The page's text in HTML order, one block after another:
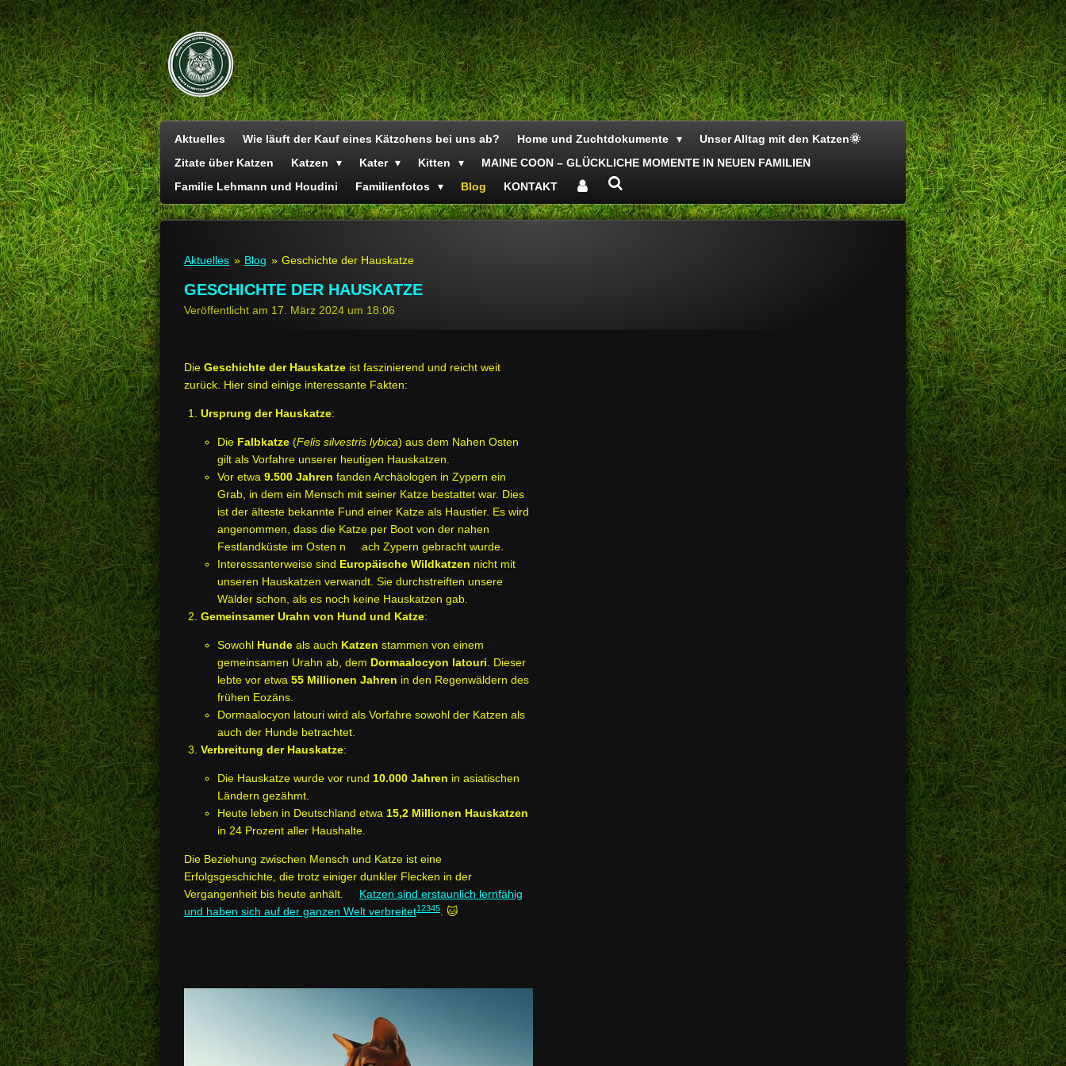
Zum
Hauptinhalt
springen
Aktuelles Wie läuft der Kauf eines Kätzchens bei uns ab? Home und Zuchtdokumente
Unser Alltag mit den Katzen🌞
Zitate über Katzen
Katzen Kater Kitten
MAINE COON – GLÜCKLICHE MOMENTE IN NEUEN FAMILIEN
Familie Lehmann und Houdini
Familienfotos Blog KONTAKT
Aktuelles » Blog » Geschichte der Hauskatze
GESCHICHTE DER HAUSKATZE
Veröffentlicht am 17. März 2024 um 18:06
Die Geschichte der Hauskatze ist faszinierend und reicht weit
zurück. Hier sind einige interessante Fakten:
Ursprung der Hauskatze:
Die Falbkatze (Felis silvestris lybica) aus dem Nahen Osten
gilt als Vorfahre unserer heutigen Hauskatzen.
Vor etwa 9.500 Jahren fanden Archäologen in Zypern ein
Grab, in dem ein Mensch mit seiner Katze bestattet war. Dies
ist der älteste bekannte Fund einer Katze als Haustier. Es wird
angenommen, dass die Katze per Boot von der nahen
Festlandküste im Osten n ach Zypern gebracht wurde.
Interessanterweise sind Europäische Wildkatzen nicht mit
unseren Hauskatzen verwandt. Sie durchstreiften unsere
Wälder schon, als es noch keine Hauskatzen gab.
Gemeinsamer Urahn von Hund und Katze:
Sowohl Hunde als auch Katzen stammen von einem
gemeinsamen Urahn ab, dem Dormaalocyon latouri . Dieser
lebte vor etwa 55 Millionen Jahren in den Regenwäldern des
frühen Eozäns.
Dormaalocyon latouri wird als Vorfahre sowohl der Katzen als
auch der Hunde betrachtet.
Verbreitung der Hauskatze:
Die Hauskatze wurde vor rund 10.000 Jahren in asiatischen
Ländern gezähmt.
Heute leben in Deutschland etwa 15,2 Millionen Hauskatzen
in 24 Prozent aller Haushalte.
Die Beziehung zwischen Mensch und Katze ist eine
Erfolgsgeschichte, die trotz einiger dunkler Flecken in der
Vergangenheit bis heute anhält. Katzen sind erstaunlich lernfähig
und haben sich auf der ganzen Welt verbreitet12345 . 🐱